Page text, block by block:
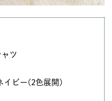
ツ
イビー(2色展開)